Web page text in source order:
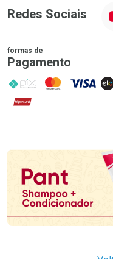
Redes Sociais
formas de
Pagamento
PIX MasterCard
VISA
Hipercard
Promoção em